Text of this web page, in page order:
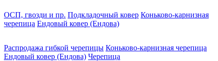
ОСП, гвозди и пр. Подкладочный ковер Коньково-карнизная
черепица Ендовый ковер (Ендова)
Распродажа гибкой черепицы Коньково-карнизная черепица
Ендовый ковер (Ендова) Черепица